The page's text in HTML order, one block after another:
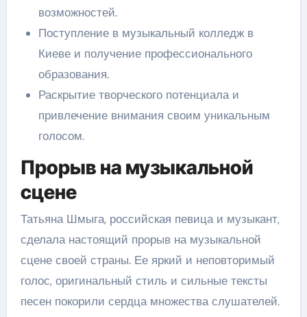
возможностей.
Поступление в музыкальный колледж в
Киеве и получение профессионального
образования.
Раскрытие творческого потенциала и
привлечение внимания своим уникальным
голосом.
Прорыв на музыкальной
сцене
Татьяна Шмыга, российская певица и музыкант,
сделала настоящий прорыв на музыкальной
сцене своей страны. Ее яркий и неповторимый
голос, оригинальный стиль и сильные тексты
песен покорили сердца множества слушателей.